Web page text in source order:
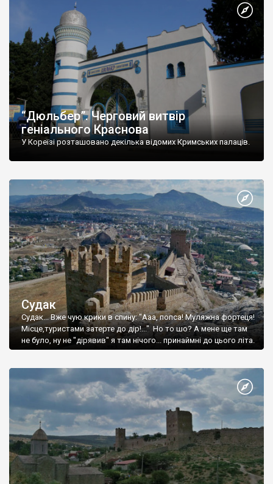
“Дюльбер”. Черговий витвір
геніального Краснова
У Кореїзі розташовано декілька відомих Кримських палаців.
Судак
Судак... Вже чую крики в спину: "Ааа, попса! Муляжна фортеця!
Місце,туристами затерте до дір!..." Но то шо? А мене ще там
не було, ну не "дірявив" я там нічого... принаймні до цього літа.